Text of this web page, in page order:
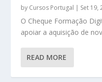
by Cursos Portugal | Set 19,
O Cheque Formação
apoiar a aquisição de
READ MORE